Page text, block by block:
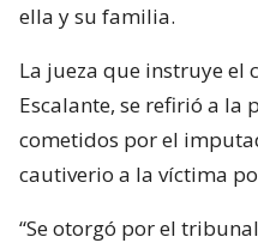
ella y su familia.
La jueza que instruye el
Escalante, se refirió a
cometidos por el
cautiverio a la víctima
“Se otorgó por el